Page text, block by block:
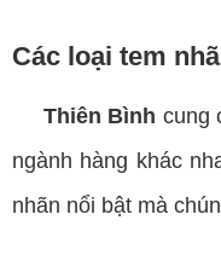
Các loại tem
Thiên Bình cung
ngành hàng khác
nhãn nổi bật mà